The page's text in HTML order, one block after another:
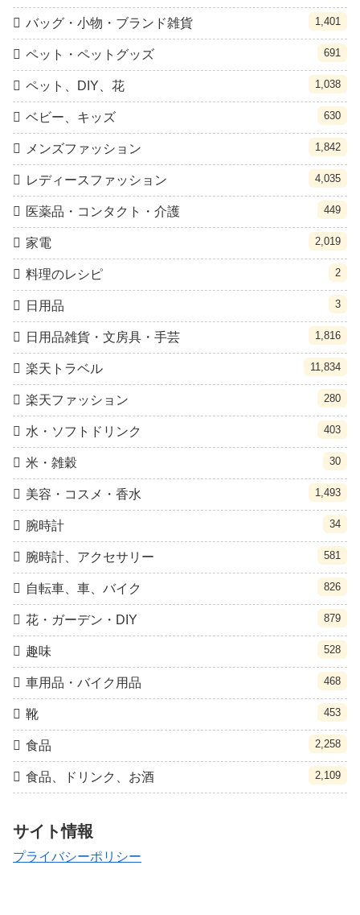
バッグ・小物・ブランド雑貨 1,401
ペット・ペットグッズ 691
ペット、DIY、花 1,038
ベビー、キッズ 630
メンズファッション 1,842
レディースファッション 4,035
医薬品・コンタクト・介護 449
家電 2,019
料理のレシピ 2
日用品 3
日用品雑貨・文房具・手芸 1,816
楽天トラベル 11,834
楽天ファッション 280
水・ソフトドリンク 403
米・雑穀 30
美容・コスメ・香水 1,493
腕時計 34
腕時計、アクセサリー 581
自転車、車、バイク 826
花・ガーデン・DIY 879
趣味 528
車用品・バイク用品 468
靴 453
食品 2,258
食品、ドリンク、お酒 2,109
サイト情報
プライバシーポリシー